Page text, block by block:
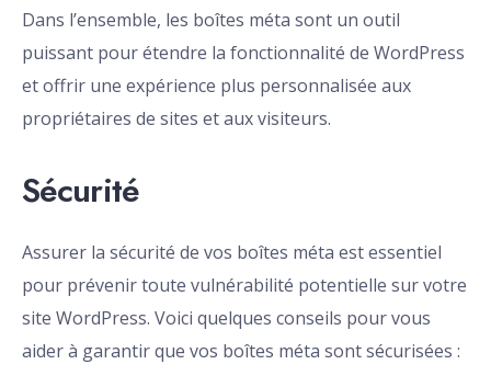
Dans l’ensemble, les boîtes méta sont un outil
puissant pour étendre la fonctionnalité de WordPress
et offrir une expérience plus personnalisée aux
propriétaires de sites et aux visiteurs.
Sécurité
Assurer la sécurité de vos boîtes méta est essentiel
pour prévenir toute vulnérabilité potentielle sur votre
site WordPress. Voici quelques conseils pour vous
aider à garantir que vos boîtes méta sont sécurisées :